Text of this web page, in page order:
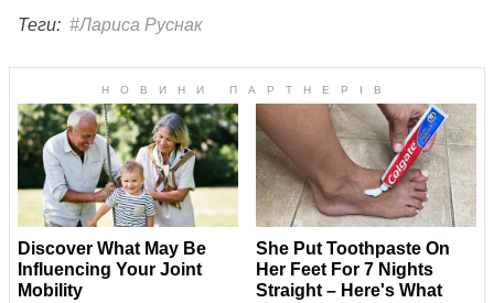
Теги: #Лариса Руснак